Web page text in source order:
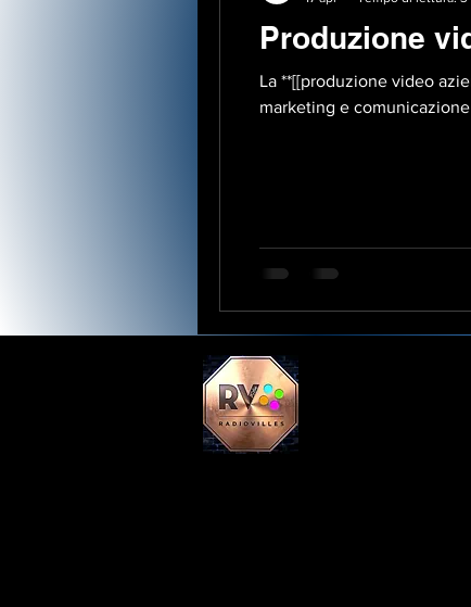
Produzione
La **[[produzione video
marketing e